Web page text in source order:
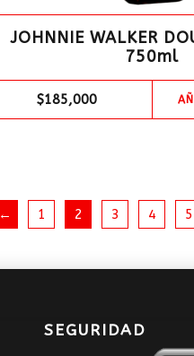
JOHNNIE WALKER
750ml
$185,000
← 1 2 3 4 5
SEGURIDAD